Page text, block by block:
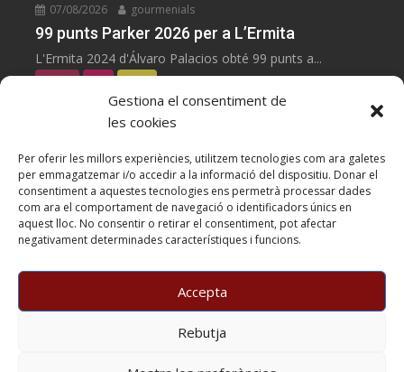
Gestiona el consentiment de
les cookies
Per oferir les millors experiències, utilitzem tecnologies com ara galetes
per emmagatzemar i/o accedir a la informació del dispositiu. Donar el
consentiment a aquestes tecnologies ens permetrà processar dades
com ara el comportament de navegació o identificadors únics en
aquest lloc. No consentir o retirar el consentiment, pot afectar
negativament determinades característiques i funcions.
Accepta
Rebutja
07/08/2026 gourmenials
99 punts Parker 2026 per a L’Ermita
L'Ermita 2024 d'Álvaro Palacios obté 99 punts a...
negres Vins Zoom
gourmenials
100 punts Parker 2026 per a Les Manyes
Les Manyes 2021 de Terroir al Límit, Garnatxa...
negres Zoom
Casa METT Sitges estrena hoteleria boutique
05/08/26. Casa METT Sitges obre un hotel boutique...